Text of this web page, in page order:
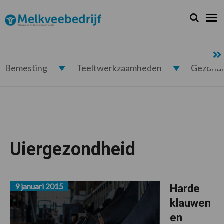
de
hoofdnavigatie
de
hoofd
de
voettekst
Melkveebedrijf.nl Zoeken...
Zoek
Bemesting Teeltwerkzaamheden
Uiergezondheid
Harde
klauwen
en
9 januari 2015